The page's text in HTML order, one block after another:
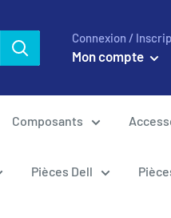
Connexion /
Mon compte
Composants
Pièces Dell